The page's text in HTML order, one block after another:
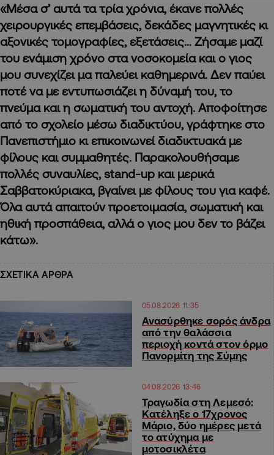
«Μέσα σ’ αυτά τα τρία χρόνια, έκανε πολλές
χειρουργικές επεμβάσεις, δεκάδες μαγνητικές κι
αξονικές τομογραφίες, εξετάσεις… Ζήσαμε μαζί
του ενάμιση χρόνο στα νοσοκομεία και ο γιος
μου συνεχίζει μα παλεύει καθημερινά. Δεν παύει
ποτέ να με εντυπωσιάζει η δύναμή του, το
πνεύμα και η σωματική του αντοχή. Αποφοίτησε
από το σχολείο μέσω διαδικτύου, γράφτηκε στο
Πανεπιστήμιο κι επικοινωνεί διαδικτυακά με
φίλους και συμμαθητές. Παρακολουθήσαμε
πολλές συναυλίες, stand-up και μερικά
Σαββατοκύριακα, βγαίνει με φίλους του για καφέ.
Όλα αυτά απαιτούν προετοιμασία, σωματική και
ηθική προσπάθεια, αλλά ο γιος μου δεν το βάζει
κάτω».
ΣΧΕΤΙΚΑ ΑΡΘΡΑ
05.08.2026 11:35
Ανασύρθηκε σορός άνδρα
από την θαλάσσια
περιοχή κοντά στον όρμο
Πανορμίτη της Σύμης
04.08.2026 13:46
Τραγωδία στη Λεμεσό:
Κατέληξε ο 17χρονος
Μάριο, δύο ημέρες μετά
το ατύχημα με
μοτοσικλέτα